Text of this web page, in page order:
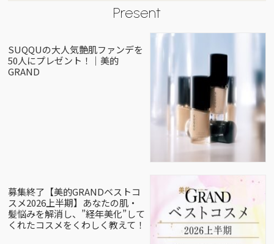
Present
SUQQUの大人気艶肌ファンデを
50人にプレゼント！｜美的
GRAND
募集終了【美的GRANDベストコ
スメ2026上半期】あなたの肌・
髪悩みを解消し、”経年美化”して
くれたコスメをくわしく教えて！